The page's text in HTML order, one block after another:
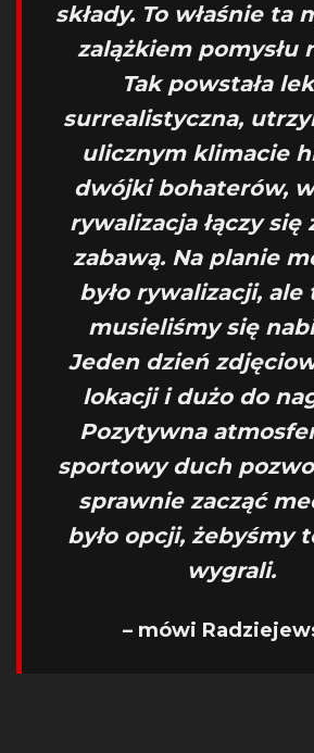
składy. To właśnie ta
zalążkiem pomysłu
Tak powstała
surrealistyczna,
ulicznym klimacie
dwójki bohaterów,
rywalizacja łączy się
zabawą. Na planie
było rywalizacji, ale
musieliśmy się
Jeden dzień
lokacji i dużo do
Pozytywna
sportowy duch
sprawnie zacząć
było opcji, żebyśmy
wygrali.
– mówi